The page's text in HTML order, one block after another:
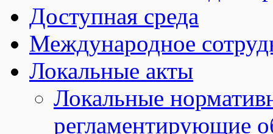
Доступная среда
Международное
Локальные акты
Локальные
регламентирующие